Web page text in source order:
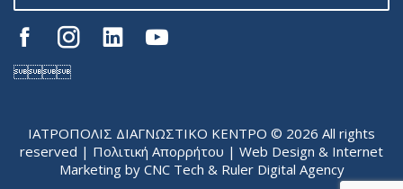

ΙΑΤΡΟΠΟΛΙΣ ΔΙΑΓΝΩΣΤΙΚΟ ΚΕΝΤΡΟ © 2026 All rights
reserved | Πολιτική Απορρήτου | Web Design & Internet
Marketing by CNC Tech & Ruler Digital Agency